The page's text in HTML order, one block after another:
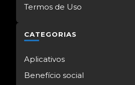
Termos de Uso
CATEGORIAS
Aplicativos
Benefício social